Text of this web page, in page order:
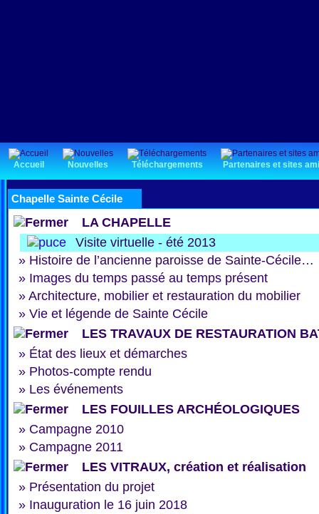
Accueil Nouvelles Téléchargements Partenaires et sites
Chapelle Sainte Cécile
LA CHAPELLE
Visite virtuelle - été 2013
» Histoire de l’ancienne paroisse de Sainte-Cécile…
» Images du temps passé au temps présent
» Architecture, mobilier et restauration du mobilier
» Vie et légende de Sainte Cécile
LES TRAVAUX DE RESTAURATION
» État des lieux et démarches
» Photos-compte rendu
» Les événements
LES FOUILLES ARCHÉOLOGIQUES
» Campagne 2010
» Campagne 2011
LES VITRAUX, création et réalisation
» Présentation du projet
» Inauguration le 16 juin 2018